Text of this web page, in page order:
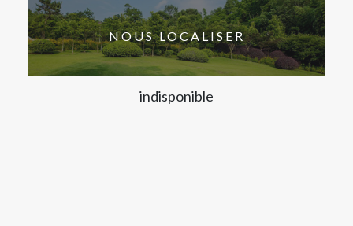
NOUS LOCALISER
indisponible